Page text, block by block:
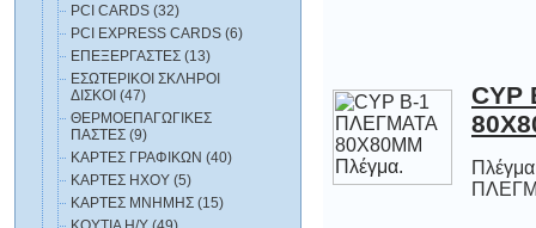
PCI CARDS (32)
PCI EXPRESS CARDS (6)
ΕΠΕΞΕΡΓΑΣΤΕΣ (13)
ΕΣΩΤΕΡΙΚΟΙ ΣΚΛΗΡΟΙ
ΔΙΣΚΟΙ (47)
ΘΕΡΜΟΕΠΑΓΩΓΙΚΕΣ
ΠΑΣΤΕΣ (9)
ΚΑΡΤΕΣ ΓΡΑΦΙΚΩΝ (40)
ΚΑΡΤΕΣ ΗΧΟΥ (5)
ΚΑΡΤΕΣ ΜΝΗΜΗΣ (15)
CYP